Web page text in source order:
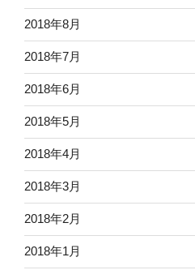
2018年8月
2018年7月
2018年6月
2018年5月
2018年4月
2018年3月
2018年2月
2018年1月